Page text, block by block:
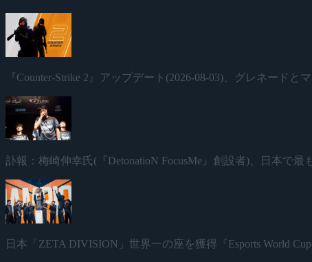
『Counter-Strike 2』アップデート(2026-08-03)、グレネードと
訃報：梅崎伸幸氏(『DetonatioN FocusMe』創設者)、日本で
日本「ZETA DIVISION」世界一の座を獲得『Esports World